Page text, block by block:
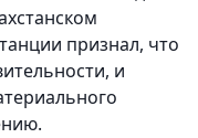
признал, что
и